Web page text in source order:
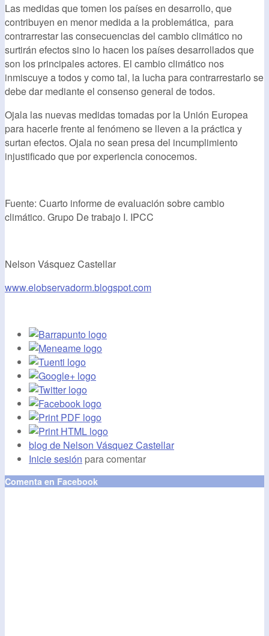
Las medidas que tomen los países en desarrollo, que
contribuyen en menor medida a la problemática, para
contrarrestar las consecuencias del cambio climático no
surtirán efectos sino lo hacen los países desarrollados que
son los principales actores. El cambio climático nos
inmiscuye a todos y como tal, la lucha para contrarrestarlo se
debe dar mediante el consenso general de todos.
Ojala las nuevas medidas tomadas por la Unión Europea
para hacerle frente al fenómeno se lleven a la práctica y
surtan efectos. Ojala no sean presa del incumplimiento
injustificado que por experiencia conocemos.
Fuente: Cuarto informe de evaluación sobre cambio
climático. Grupo De trabajo I. IPCC
Nelson Vásquez Castellar
www.elobservadorm.blogspot.com
blog de Nelson Vásquez Castellar
Inicie sesión para comentar
Comenta en Facebook